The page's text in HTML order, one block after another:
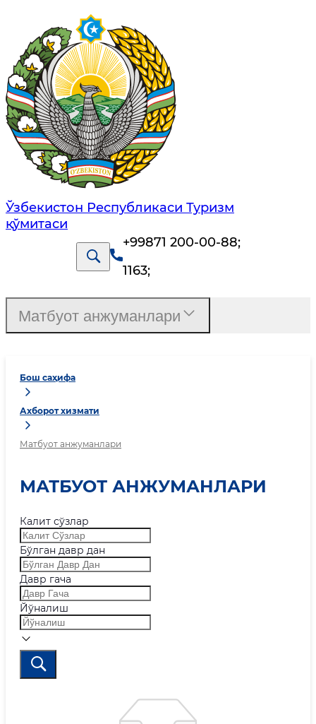
Ўзбекистон Республикаси Туризм
қўмитаси
+99871 200-00-88;
1163;
Бош саҳифа
Ахборот хизмати
Матбуот анжуманлари
МАТБУОТ АНЖУМАНЛАРИ
Калит сўзлар
Бўлган давр дан
Давр гача
Йўналиш
Матбуот анжуманлари